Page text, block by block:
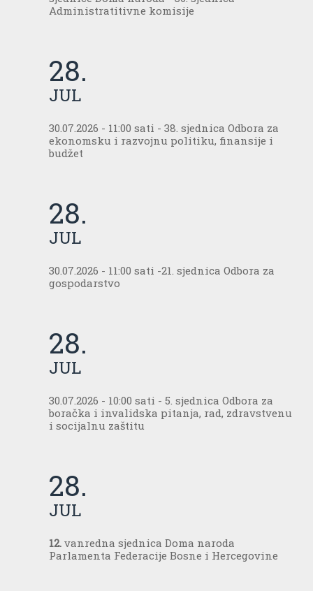
Administratitivne komisije
28.
JUL
30.07.2026 - 11:00 sati - 38. sjednica Odbora za
ekonomsku i razvojnu politiku, finansije i
budžet
28.
JUL
30.07.2026 - 11:00 sati -21. sjednica Odbora za
gospodarstvo
28.
JUL
30.07.2026 - 10:00 sati - 5. sjednica Odbora za
boračka i invalidska pitanja, rad, zdravstvenu
i socijalnu zaštitu
28.
JUL
12. vanredna sjednica Doma naroda
Parlamenta Federacije Bosne i Hercegovine